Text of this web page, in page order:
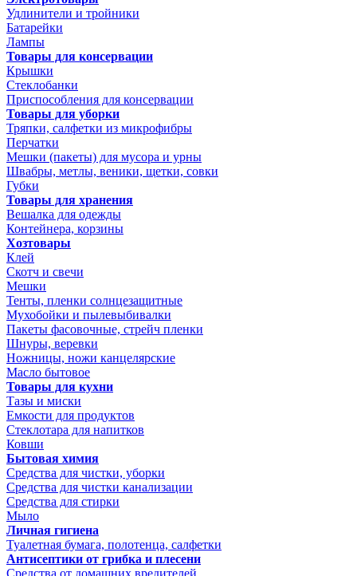
Удлинители и тройники
Батарейки
Лампы
Товары для консервации
Крышки
Стеклобанки
Приспособления для консервации
Товары для уборки
Тряпки, салфетки из микрофибры
Перчатки
Мешки (пакеты) для мусора и урны
Швабры, метлы, веники, щетки, совки
Губки
Товары для хранения
Вешалка для одежды
Контейнера, корзины
Хозтовары
Клей
Скотч и свечи
Мешки
Тенты, пленки солнцезащитные
Мухобойки и пылевыбивалки
Пакеты фасовочные, стрейч пленки
Шнуры, веревки
Ножницы, ножи канцелярские
Масло бытовое
Товары для кухни
Тазы и миски
Емкости для продуктов
Стеклотара для напитков
Ковши
Бытовая химия
Средства для чистки, уборки
Средства для чистки канализации
Средства для стирки
Мыло
Личная гигиена
Туалетная бумага, полотенца, салфетки
Антисептики от грибка и плесени
Средства от домашних вредителей